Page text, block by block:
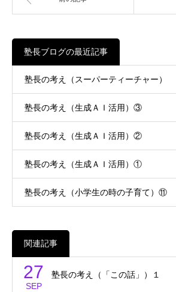
塾長ブログの最近記事
塾長の考え（スーパーティーチャー）
塾長の考え（生成ＡＩ活用）③
塾長の考え（生成ＡＩ活用）②
塾長の考え（生成ＡＩ活用）①
塾長の考え（小学生の時の子育て）⑪
関連記事
27
SEP
塾長の考え（「この話」）１